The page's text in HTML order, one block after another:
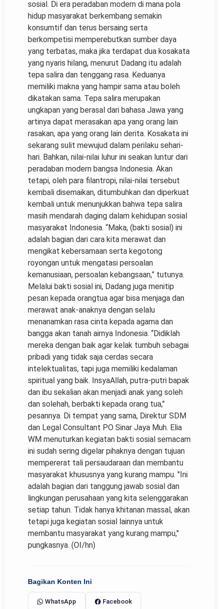
sosial. Di era peradaban modern di mana pola
hidup masyarakat berkembang semakin
konsumtif dan terus bersaing serta
berkompetisi memperebutkan sumber daya
yang terbatas, maka jika terdapat dua kosakata
yang nyaris hilang, menurut Dadang itu adalah
tepa salira dan tenggang rasa. Keduanya
memiliki makna yang hampir sama atau boleh
dikatakan sama. Tepa salira merupakan
ungkapan yang berasal dari bahasa Jawa yang
artinya dapat merasakan apa yang orang lain
rasakan, apa yang orang lain derita. Kosakata ini
sekarang sulit mewujud dalam perilaku sehari-
hari. Bahkan, nilai-nilai luhur ini seakan luntur dari
peradaban modern bangsa Indonesia. Akan
tetapi, oleh para filantropi, nilai-nilai tersebut
kembali disemaikan, ditumbuhkan dan diperkuat
kembali untuk menunjukkan bahwa tepa salira
masih mendarah daging dalam kehidupan sosial
masyarakat Indonesia. “Maka, (bakti sosial) ini
adalah bagian dari cara kita merawat dan
mengikat kebersamaan serta kegotong
royongan untuk mengatasi persoalan
kemanusiaan, persoalan kebangsaan,” tutunya.
Melalui bakti sosial ini, Dadang juga menitip
pesan kepada orangtua agar bisa menjaga dan
merawat anak-anaknya dengan selalu
menanamkan rasa cinta kepada agama dan
bangga akan tanah airnya Indonesia. “Didiklah
mereka dengan baik agar kelak tumbuh sebagai
pribadi yang tidak saja cerdas secara
intelektualitas, tapi juga memiliki kedalaman
spiritual yang baik. InsyaAllah, putra-putri bapak
dan ibu sekalian akan menjadi anak yang soleh
dan solehah, berbakti kepada orang tua,"
pesannya. Di tempat yang sama, Direktur SDM
dan Legal Consultant PO Sinar Jaya Muh. Elia
WM menuturkan kegiatan bakti sosial semacam
ini sudah sering digelar pihaknya dengan tujuan
mempererat tali persaudaraan dan membantu
masyarakat khususnya yang kurang mampu. "Ini
adalah bagian dari tanggung jawab sosial dan
lingkungan perusahaan yang kita selenggarakan
setiap tahun. Tidak hanya khitanan massal, akan
tetapi juga kegiatan sosial lainnya untuk
membantu masyarakat yang kurang mampu,"
pungkasnya. (OI/hn)
Bagikan Konten Ini
WhatsApp Facebook